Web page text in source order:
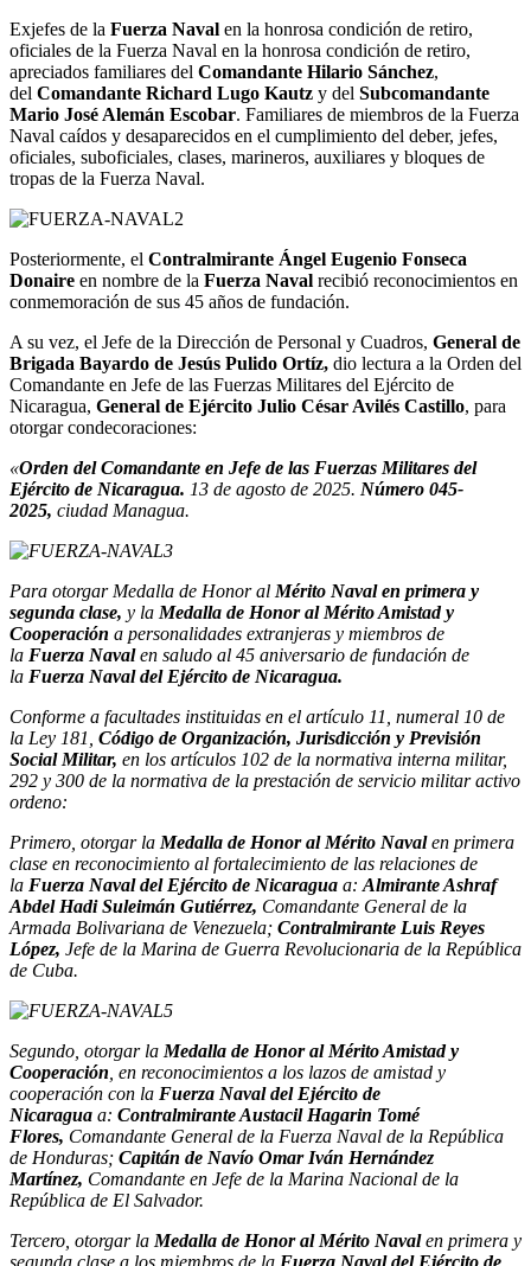
Exjefes de la Fuerza Naval en la honrosa condición de retiro,
oficiales de la Fuerza Naval en la honrosa condición de retiro,
apreciados familiares del Comandante Hilario Sánchez,
del Comandante Richard Lugo Kautz y del Subcomandante
Mario José Alemán Escobar. Familiares de miembros de la Fuerza
Naval caídos y desaparecidos en el cumplimiento del deber, jefes,
oficiales, suboficiales, clases, marineros, auxiliares y bloques de
tropas de la Fuerza Naval.
Posteriormente, el Contralmirante Ángel Eugenio Fonseca
Donaire en nombre de la Fuerza Naval recibió reconocimientos en
conmemoración de sus 45 años de fundación.
A su vez, el Jefe de la Dirección de Personal y Cuadros, General de
Brigada Bayardo de Jesús Pulido Ortíz, dio lectura a la Orden del
Comandante en Jefe de las Fuerzas Militares del Ejército de
Nicaragua, General de Ejército Julio César Avilés Castillo, para
otorgar condecoraciones:
«Orden del Comandante en Jefe de las Fuerzas Militares del
Ejército de Nicaragua. 13 de agosto de 2025. Número 045-
2025, ciudad Managua.
Para otorgar Medalla de Honor al Mérito Naval en primera y
segunda clase, y la Medalla de Honor al Mérito Amistad y
Cooperación a personalidades extranjeras y miembros de
la Fuerza Navalen saludo al 45 aniversario de fundación de
la Fuerza Naval del Ejército de Nicaragua.
Conforme a facultades instituidas en el artículo 11, numeral 10 de
la Ley 181, Código de Organización, Jurisdicción y Previsión
Social Militar, en los artículos 102 de la normativa interna militar,
292 y 300 de la normativa de la prestación de servicio militar activo
ordeno:
Primero, otorgar la Medalla de Honor al Mérito Navalen primera
clase en reconocimiento al fortalecimiento de las relaciones de
la Fuerza Naval del Ejército de Nicaragua a: Almirante Ashraf
Abdel Hadi Suleimán Gutiérrez, Comandante General de la
Armada Bolivariana de Venezuela; Contralmirante Luis Reyes
López, Jefe de la Marina de Guerra Revolucionaria de la República
de Cuba.
Segundo, otorgar la Medalla de Honor al Mérito Amistad y
Cooperación , en reconocimientos a los lazos de amistad y
cooperación con la Fuerza Naval del Ejército de
Nicaragua a: Contralmirante Austacil Hagarin Tomé
Flores, Comandante General de la Fuerza Naval de la República
de Honduras; Capitán de Navío Omar Iván Hernández
Martínez, Comandante en Jefe de la Marina Nacional de la
República de El Salvador.
Tercero, otorgar la Medalla de Honor al Mérito Navalen primera y
segunda clase a los miembros de la Fuerza Naval del Ejército de